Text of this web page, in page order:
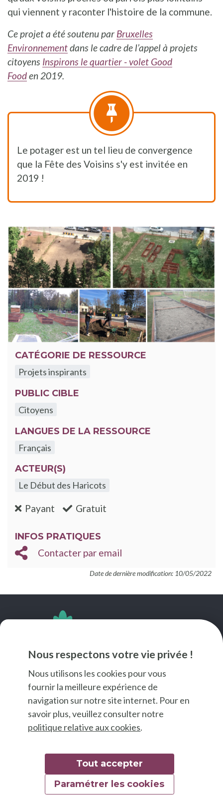
Nous respectons votre vie privée !
Nous utilisons les cookies pour vous
fournir la meilleure expérience de
navigation sur notre site internet. Pour en
savoir plus, veuillez consulter notre
politique relative aux cookies.
Tout accepter
Paramétrer les cookies
qui viennent y raconter l'histoire de la commune.
Ce projet a été soutenupar Bruxelles
Environnementdans le cadre de l’appel à projets
citoyens Inspirons le quartier - volet Good
Fooden 2019.
Le potager est un tel lieu de convergence
que la Fête des Voisins s'y est invitée en
2019 !
CATÉGORIE DE RESSOURCE
Projets inspirants
PUBLIC CIBLE
Citoyens
LANGUES DE LA RESSOURCE
Français
ACTEUR(S)
Le Début des Haricots
Payant :non Gratuit
INFOS PRATIQUES
Contacter par email
Date de dernière modification: 10/05/2022
© 2026 Good Food